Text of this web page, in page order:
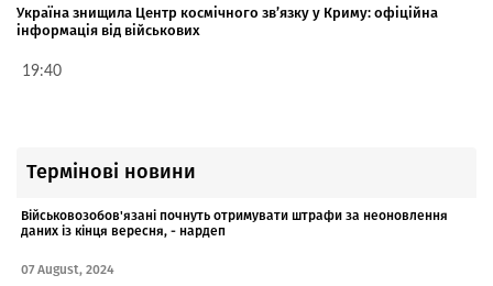
Україна знищила Центр космічного зв’язку у Криму: офіційна
інформація від військових
19:40
Термінові новини
Військовозобов'язані почнуть отримувати штрафи за неоновлення
даних із кінця вересня, - нардеп
07 August, 2024